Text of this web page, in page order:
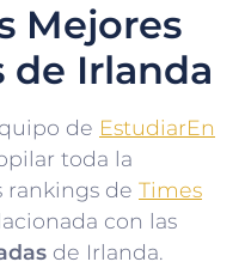
Mejores
de Irlanda
de EstudiarEn
toda la
rankings de Times
con las
de Irlanda.